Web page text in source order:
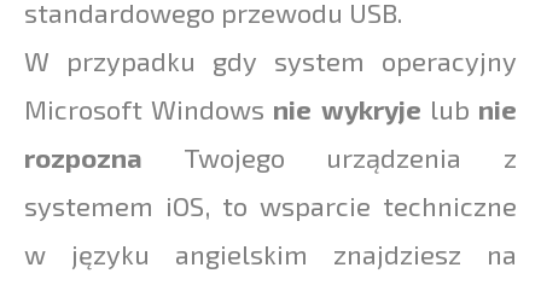
standardowego przewodu USB.
W przypadku gdy system operacyjny
Microsoft Windows nie wykryje lub nie
rozpozna Twojego urządzenia z
systemem iOS, to wsparcie techniczne
w języku angielskim znajdziesz na